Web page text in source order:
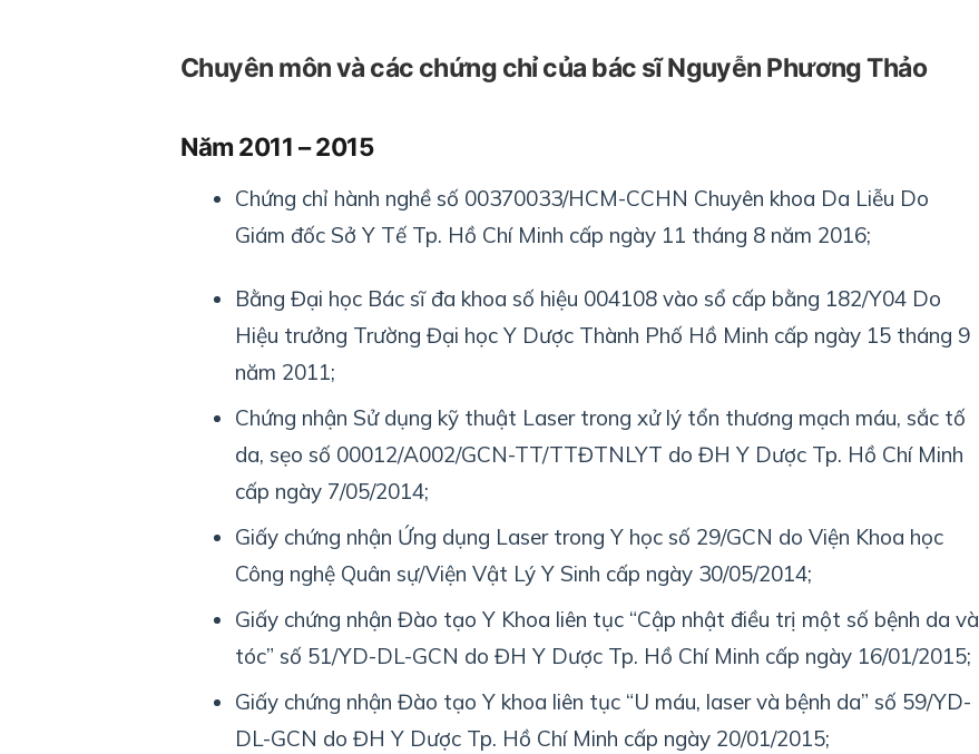
Chuyên môn và các chứng chỉ của bác sĩ Nguyễn Phương Thảo
Năm 2011 – 2015
Chứng chỉ hành nghề số 00370033/HCM-CCHN Chuyên khoa Da Liễu Do
Giám đốc Sở Y Tế Tp. Hồ Chí Minh cấp ngày 11 tháng 8 năm 2016;
Bằng Đại học Bác sĩ đa khoa số hiệu 004108 vào sổ cấp bằng 182/Y04 Do
Hiệu trưởng Trường Đại học Y Dược Thành Phố Hồ Minh cấp ngày 15 tháng 9
năm 2011;
Chứng nhận Sử dụng kỹ thuật Laser trong xử lý tổn thương mạch máu, sắc tố
da, sẹo số 00012/A002/GCN-TT/TTĐTNLYT do ĐH Y Dược Tp. Hồ Chí Minh
cấp ngày 7/05/2014;
Giấy chứng nhận Ứng dụng Laser trong Y học số 29/GCN do Viện Khoa học
Công nghệ Quân sự/Viện Vật Lý Y Sinh cấp ngày 30/05/2014;
Giấy chứng nhận Đào tạo Y Khoa liên tục “Cập nhật điều trị một số bệnh da và
tóc” số 51/YD-DL-GCN do ĐH Y Dược Tp. Hồ Chí Minh cấp ngày 16/01/2015;
Giấy chứng nhận Đào tạo Y khoa liên tục “U máu, laser và bệnh da” số 59/YD-
DL-GCN do ĐH Y Dược Tp. Hồ Chí Minh cấp ngày 20/01/2015;